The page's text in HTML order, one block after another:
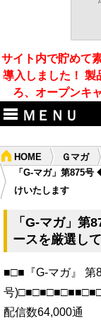
サイト内で貯めて
導入しました！ 製
ろ、オープンキ
ＭＥＮＵ
HOME Ｇマガ
「G-マガ」第875
けいたします
「G-マガ」第
ースを厳選し
■□■『G-マガ』 第
号
配信数64,000通